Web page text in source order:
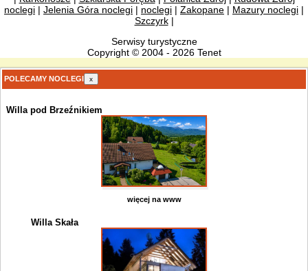
noclegi | Jelenia Góra noclegi | noclegi | Zakopane | Mazury noclegi |
Szczyrk|
Serwisy turystyczne
Copyright © 2004 - 2026 Tenet
POLECAMY NOCLEGI x
Willa pod Brzeźnikiem
więcej na www
Willa Skała